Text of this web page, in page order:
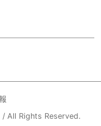
/ All Rights Reserved.